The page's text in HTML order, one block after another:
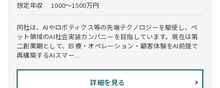
想定年収 1000～1500万円
同社は、AIやロボティクス等の先端テクノロジーを駆使し、ペ
ット領域のAI社会実装カンパニーを目指しています。現在は第
二創業期として、診療・オペレーション・顧客体験をAI前提で
再構築するAIスマー...
詳細を見る